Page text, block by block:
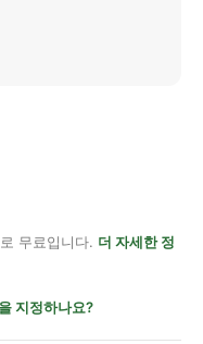
무료입니다. 더 자세한 정
지정하나요?